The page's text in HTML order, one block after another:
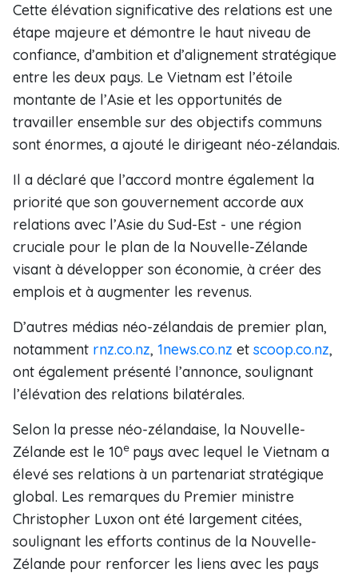
Cette élévation significative des relations est une
étape majeure et démontre le haut niveau de
confiance, d’ambition et d’alignement stratégique
entre les deux pays. Le Vietnam est l’étoile
montante de l’Asie et les opportunités de
travailler ensemble sur des objectifs communs
sont énormes, a ajouté le dirigeant néo-zélandais.
Il a déclaré que l’accord montre également la
priorité que son gouvernement accorde aux
relations avec l’Asie du Sud-Est - une région
cruciale pour le plan de la Nouvelle-Zélande
visant à développer son économie, à créer des
emplois et à augmenter les revenus.
D’autres médias néo-zélandais de premier plan,
notamment rnz.co.nz, 1news.co.nz et scoop.co.nz,
ont également présenté l’annonce, soulignant
l’élévation des relations bilatérales.
Selon la presse néo-zélandaise, la Nouvelle-
Zélande est le 10e pays avec lequel le Vietnam a
élevé ses relations à un partenariat stratégique
global. Les remarques du Premier ministre
Christopher Luxon ont été largement citées,
soulignant les efforts continus de la Nouvelle-
Zélande pour renforcer les liens avec les pays